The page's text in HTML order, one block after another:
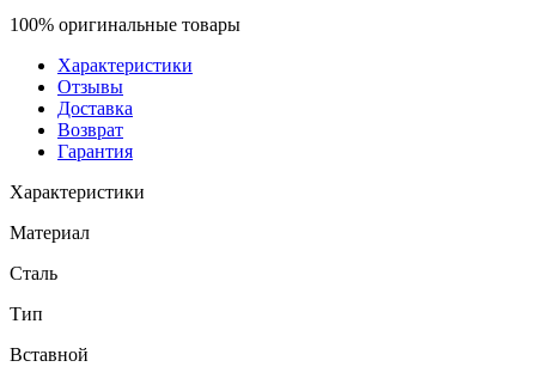
100% оригинальные товары
Характеристики
Отзывы
Доставка
Возврат
Гарантия
Характеристики
Материал
Сталь
Тип
Вставной